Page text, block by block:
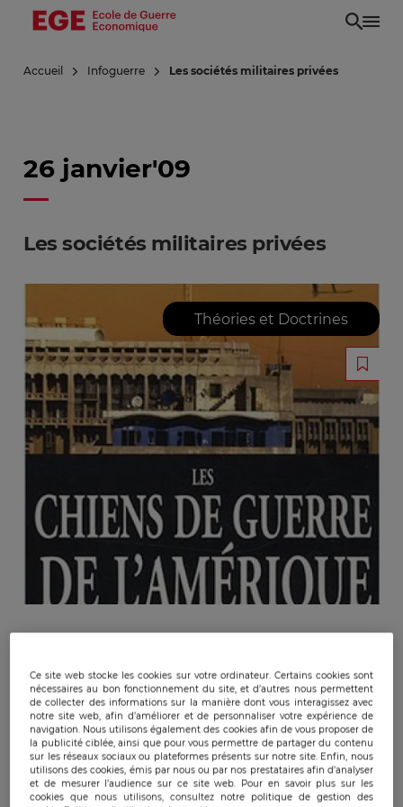
Aller
principal
Accueil Infoguerre Les sociétés militaires privées
26 janvier'09
Les sociétés militaires privées
Théories et Doctrines
Publicado: 26/01/2009|Actualizado: 22/12/2023
Jean-Jacques Cécile. Que nous raconte-t-il ?
Ce site web stocke les cookies sur votre ordinateur. Certains cookies sont
nécessaires au bon fonctionnement du site, et d’autres nous permettent
de collecter des informations sur la manière dont vous interagissez avec
notre site web, afin d’améliorer et de personnaliser votre expérience de
navigation. Nous utilisons également des cookies afin de vous proposer de
la publicité ciblée, ainsi que pour vous permettre de partager du contenu
sur les réseaux sociaux ou plateformes présents sur notre site. Enfin, nous
utilisons des cookies, émis par nous ou par nos prestataires afin d’analyser
et de mesurer l’audience sur ce site web. Pour en savoir plus sur les
cookies que nous utilisons, consultez notre politique de gestion des